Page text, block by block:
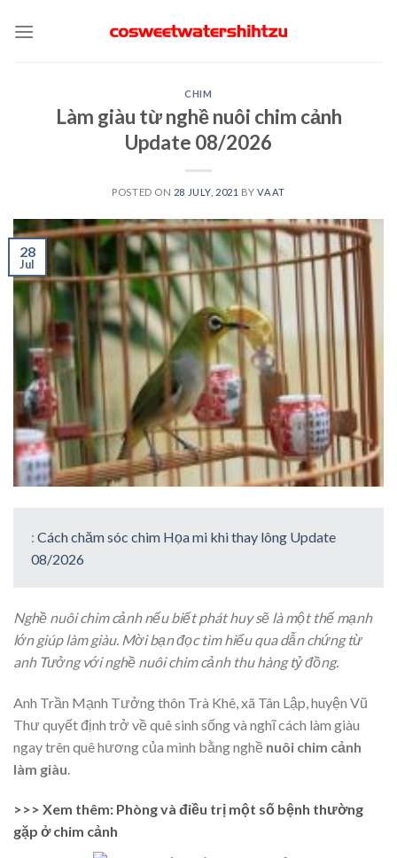
CHIM
Làm giàu từ nghề nuôi chim cảnh
Update 08/2026
POSTED ON 28 JULY, 2021 BYVAAT
28
Jul
: Cách chăm sóc chim Họa mi khi thay lông Update
08/2026
Nghề nuôi chim cảnh nếu biết phát huy sẽ là một thế mạnh
lớn giúp làm giàu. Mời bạn đọc tìm hiểu qua dẫn chứng từ
anh Tưởng với nghề nuôi chim cảnh thu hàng tỷ đồng.
Anh Trần Mạnh Tưởng thôn Trà Khê, xã Tân Lập, huyện Vũ
Thư quyết định trở về quê sinh sống và nghĩ cách làm giàu
ngay trên quê hương của mình bằng nghề nuôi chim cảnh
làm giàu
>>> Xem thêm: Phòng và điều trị một số bệnh thường
gặp ở chim cảnh